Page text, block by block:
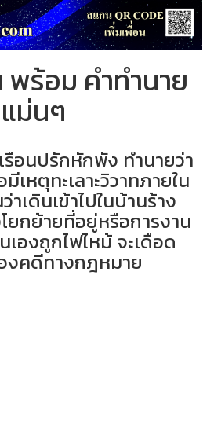
พร้อม คำทำนาย
ม่นๆ
รือนปรักหักพัง ทำนายว่า
เหตุทะเลาะวิวาทภายใน
เดินเข้าไปในบ้านร้าง
ยกย้ายที่อยู่หรือการงาน
องถูกไฟไหม้ จะเดือด
งคดีทางกฎหมาย